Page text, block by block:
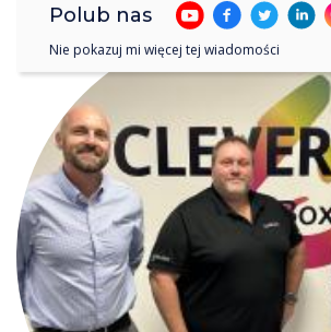
Polub nas
Nie pokazuj mi więcej tej wiadomości